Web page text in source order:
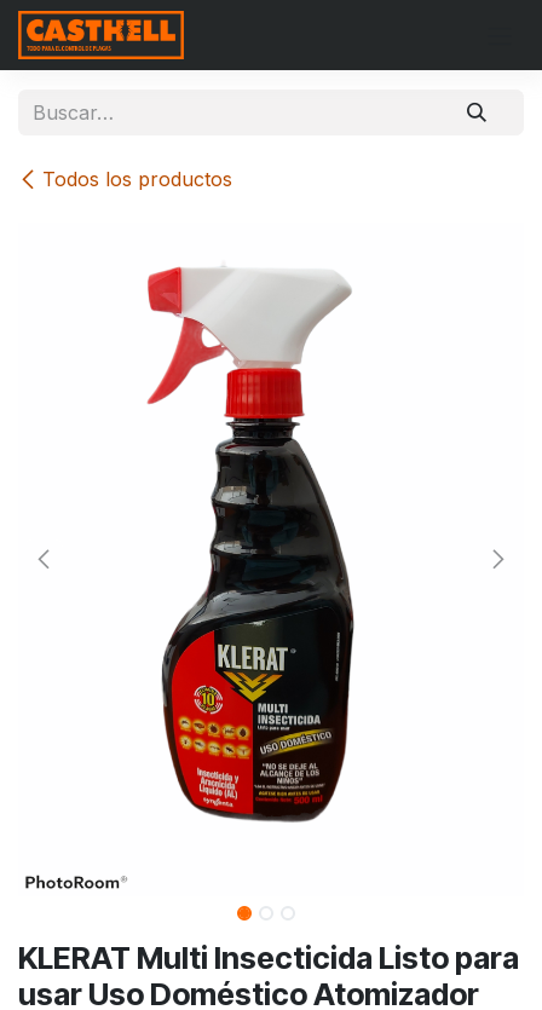
Ir al contenido
Todos los productos
KLERAT Multi Insecticida Listo para
usar Uso Doméstico Atomizador